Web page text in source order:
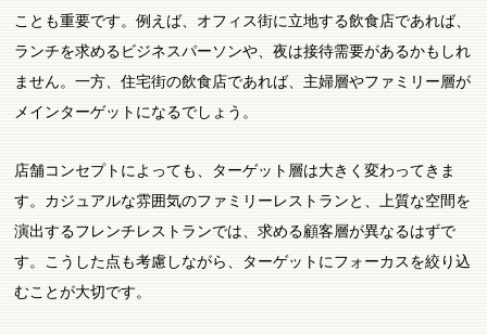
ことも重要です。例えば、オフィス街に立地する飲食店であれば、
ランチを求めるビジネスパーソンや、夜は接待需要があるかもしれ
ません。一方、住宅街の飲食店であれば、主婦層やファミリー層が
メインターゲットになるでしょう。
店舗コンセプトによっても、ターゲット層は大きく変わってきま
す。カジュアルな雰囲気のファミリーレストランと、上質な空間を
演出するフレンチレストランでは、求める顧客層が異なるはずで
す。こうした点も考慮しながら、ターゲットにフォーカスを絞り込
むことが大切です。